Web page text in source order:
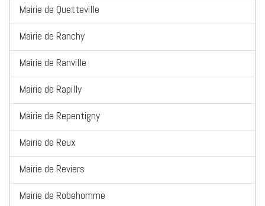
Mairie de Quetteville
Mairie de Ranchy
Mairie de Ranville
Mairie de Rapilly
Mairie de Repentigny
Mairie de Reux
Mairie de Reviers
Mairie de Robehomme